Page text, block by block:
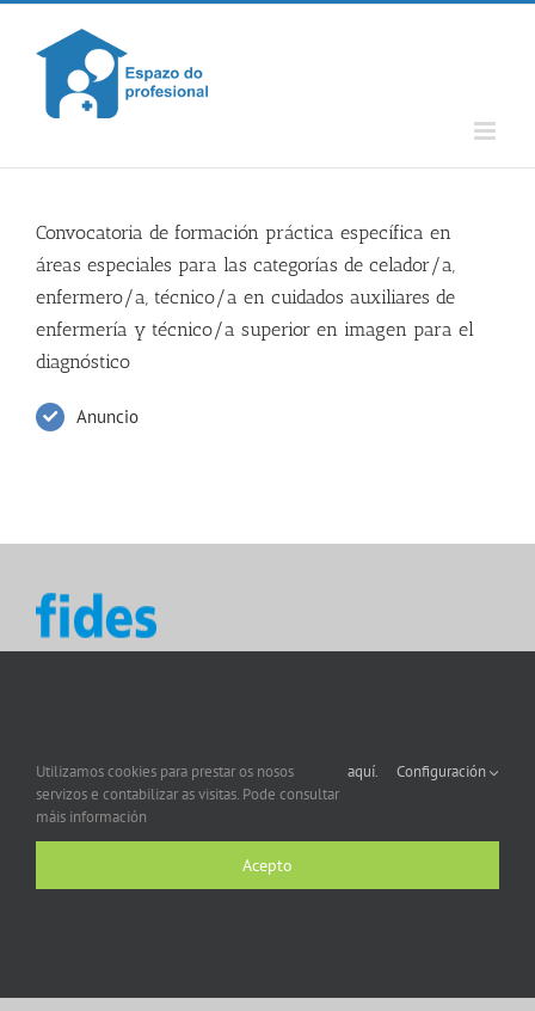
Skip
content
Convocatoria de formación práctica específica en
áreas especiales para las categorías de celador/a,
enfermero/a, técnico/a en cuidados auxiliares de
enfermería y técnico/a superior en imagen para el
diagnóstico
Anuncio
Utilizamos cookies para prestar os nosos
servizos e contabilizar as visitas. Pode consultar
máis información
aquí. Configuración
Acepto